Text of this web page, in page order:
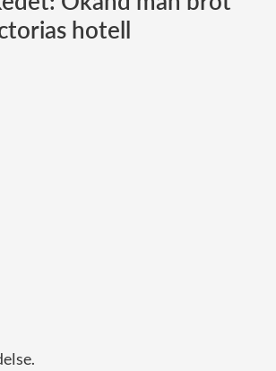
Norska kungahuset
hotell